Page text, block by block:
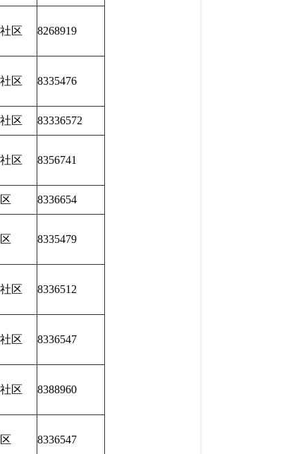
区 8268919
区 8335476
区 83336572
区 8356741
8336654
8335479
区 8336512
区 8336547
区 8388960
8336547